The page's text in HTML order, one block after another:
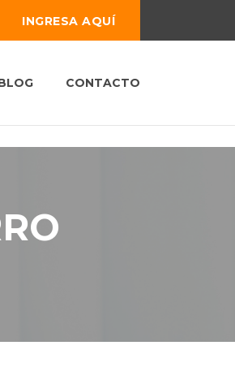
INGRESA AQUÍ
CONTACTO